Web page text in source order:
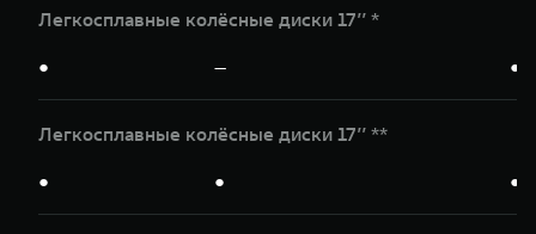
Легкосплавные колёсные диски 17’’ *
● — ●
Легкосплавные колёсные диски 17’’ **
● ● ●